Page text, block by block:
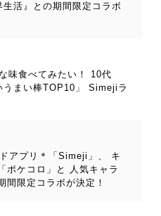
生活』との期間限定コラボ
味食べてみたい！ 10代
うまい棒TOP10」 Simejiラ
アプリ＊「Simeji」、 キ
ポケコロ」と 人気キャラ
間限定コラボが決定！